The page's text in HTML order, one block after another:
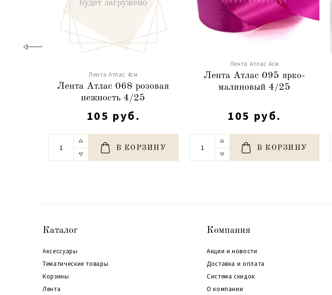
Лента Атлас 4см
Лента Атлас 068 розовая
нежность 4/25
105 руб.
В КОРЗИНУ
Лента Атлас 4см
Лента Атлас 095 ярко-
малиновый 4/25
105 руб.
В КОРЗИНУ
Каталог
Аксессуары
Тематические товары
Корзины
Лента
Компания
Акции и новости
Доставка и оплата
Система скидок
О компании